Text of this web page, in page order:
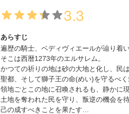
3.3
あらすじ
遍歴の騎士、ベディヴィエールが辿り着
そこは西暦1273年のエルサレム。
かつての祈りの地は砂の大地と化し、民
聖都、そして獅子王の命(めい)を守るべく
領地ごとこの地に召喚されるも、静かに
土地を奪われた民を守り、叛逆の機会を
己の成すべきことを果たす…